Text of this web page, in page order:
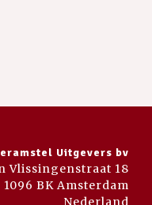
Uitgevers bv
Vlissingenstraat 18
1096 BK Amsterdam
Nederland